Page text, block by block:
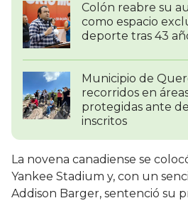
Colón reabre su
como espacio
deporte tras 43
Municipio de
recorridos en
protegidas ante
inscritos
La novena canadiense se
Yankee Stadium y, con un
Addison Barger, sentenció su